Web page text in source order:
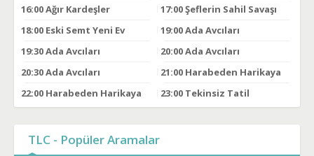
16:00Ağır Kardeşler 17:00Şeflerin Sahil Savaşı
18:00 Eski Semt Yeni Ev 19:00Ada Avcıları
19:30Ada Avcıları 20:00Ada Avcıları
20:30Ada Avcıları 21:00 Harabeden Harikaya
22:00 Harabeden Harikaya 23:00 Tekinsiz Tatil
TLC - Popüler Aramalar